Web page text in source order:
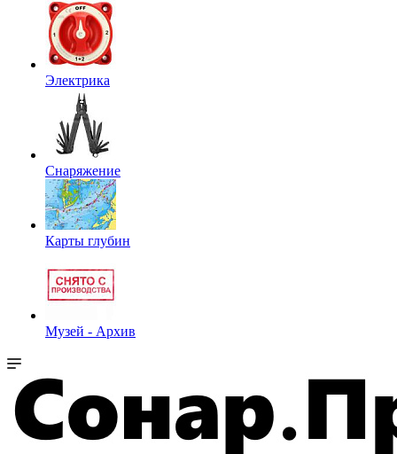
Электрика
Снаряжение
Карты глубин
Музей - Архив